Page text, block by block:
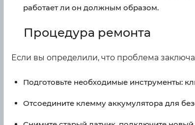
работает ли он должным образом.
Процедура ремонта
Если вы определили, что проблема
Подготовьте необходимые инструменты:
Отсоедините клемму аккумулятора для